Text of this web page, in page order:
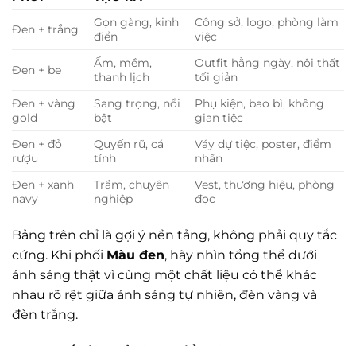
Đen + trắng
Gọn gàng, kinh
điển
Công sở, logo, phòng làm
việc
Đen + be
Ấm, mềm,
thanh lịch
Outfit hằng ngày, nội thất
tối giản
Đen + vàng
gold
Sang trọng, nổi
bật
Phụ kiện, bao bì, không
gian tiệc
Đen + đỏ
rượu
Quyến rũ, cá
tính
Váy dự tiệc, poster, điểm
nhấn
Đen + xanh
navy
Trầm, chuyên
nghiệp
Vest, thương hiệu, phòng
đọc
Bảng trên chỉ là gợi ý nền tảng, không phải quy tắc
cứng. Khi phối Màu đen, hãy nhìn tổng thể dưới
ánh sáng thật vì cùng một chất liệu có thể khác
nhau rõ rệt giữa ánh sáng tự nhiên, đèn vàng và
đèn trắng.